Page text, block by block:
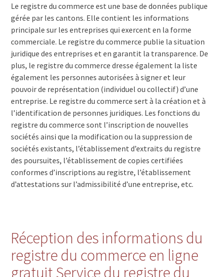
1762 Givisiez
1757 Noréaz
1756 Onnens FR
1756 Lovens
1754 Corjolens
1754 Avry-sur-Matran
1753 Matran
1752 Villars-sur-Glâne
1749 Middes
1748 Torny-le-Grand
1747 Corserey
1746 Prez-vers-Noréaz
1745 Lentigny
1744 Chénens
1742 Autigny
1741 Cottens FR
1740 Neyruz FR
1735 Giffers
1734 Tentlingen
1733 Treyvaux
1732 Arconciel
Le registre du commerce est une base de données publique
gérée par les cantons. Elle contient les informations
principale sur les entreprises qui exercent en la forme
commerciale. Le registre du commerce publie la situation
juridique des entreprises et en garantit la transparence. De
plus, le registre du commerce dresse également la liste
également les personnes autorisées à signer et leur
pouvoir de représentation (individuel ou collectif) d’une
entreprise. Le registre du commerce sert à la création et à
l’identification de personnes juridiques. Les fonctions du
registre du commerce sont l’inscription de nouvelles
sociétés ainsi que la modification ou la suppression de
sociétés existants, l’établissement d’extraits du registre
des poursuites, l’établissement de copies certifiées
conformes d’inscriptions au registre, l’établissement
d’attestations sur l’admissibilité d’une entreprise, etc.
Réception des informations du
registre du commerce en ligne
gratuit Service du registre du